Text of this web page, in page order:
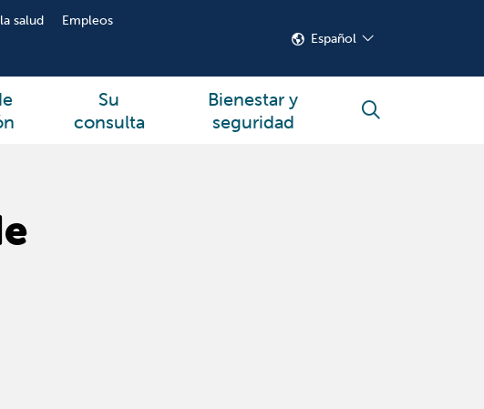
salud Empleos
Español
Su
consulta
Bienestar y
seguridad
buscar